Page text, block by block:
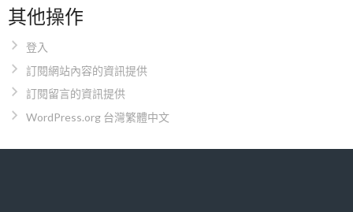
其他操作
登入
訂閱網站內容的資訊提供
訂閱留言的資訊提供
WordPress.org 台灣繁體中文